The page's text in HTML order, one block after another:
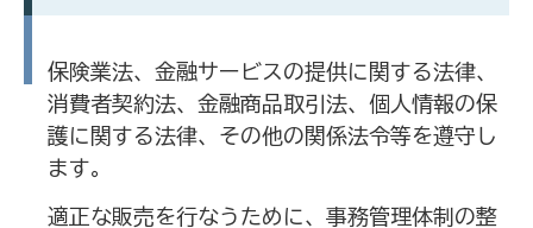
保険業法、金融サービスの提供に関する法律、
消費者契約法、金融商品取引法、個人情報の保
護に関する法律、その他の関係法令等を遵守し
ます。
適正な販売を行なうために、事務管理体制の整